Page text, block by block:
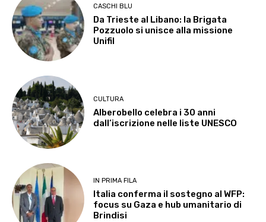
CASCHI BLU
Da Trieste al Libano: la Brigata
Pozzuolo si unisce alla missione
Unifil
CULTURA
Alberobello celebra i 30 anni
dall’iscrizione nelle liste UNESCO
IN PRIMA FILA
Italia conferma il sostegno al WFP:
focus su Gaza e hub umanitario di
Brindisi